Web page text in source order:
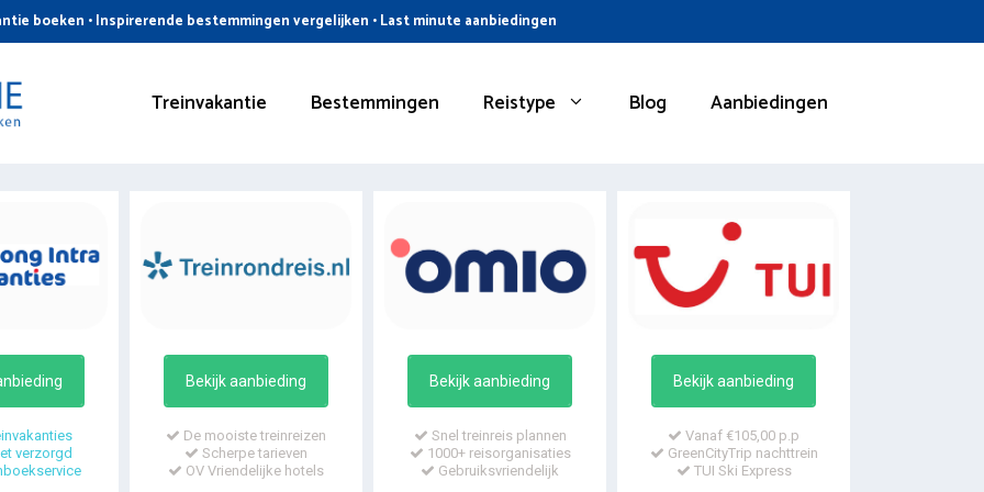
boeken • Inspirerende bestemmingen vergelijken • Last minute aanbiedingen
Treinvakantie Bestemmingen Reistype Blog Aanbiedingen
verzorgd
Bekijk aanbieding
De mooiste treinreizen
Scherpe tarieven
OV Vriendelijke hotels
Bekijk aanbieding
Snel treinreis plannen
1000+ reisorganisaties
Gebruiksvriendelijk
Bekijk aanbieding
Vanaf €105,00 p.p
GreenCityTrip nachttrein
TUI Ski Express